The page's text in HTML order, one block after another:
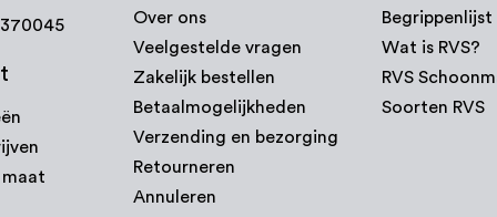
maat
Over ons
Veelgestelde vragen
Zakelijk bestellen
Betaalmogelijkheden
Verzending en bezorging
Retourneren
Annuleren
Begrippenlijst
Wat is RVS?
RVS
Soorten RVS